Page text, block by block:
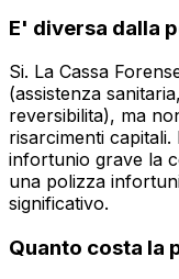
E' diversa dalla
Si. La Cassa
(assistenza
reversibilita), ma
risarcimenti
infortunio grave la
una polizza
significativo.
Quanto costa la